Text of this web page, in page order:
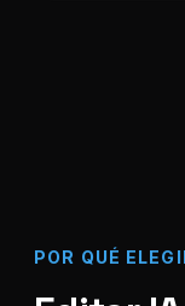
POR QUÉ